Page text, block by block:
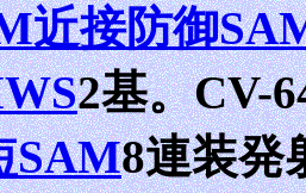
近接防御
2基。CV-
SAM8連装発